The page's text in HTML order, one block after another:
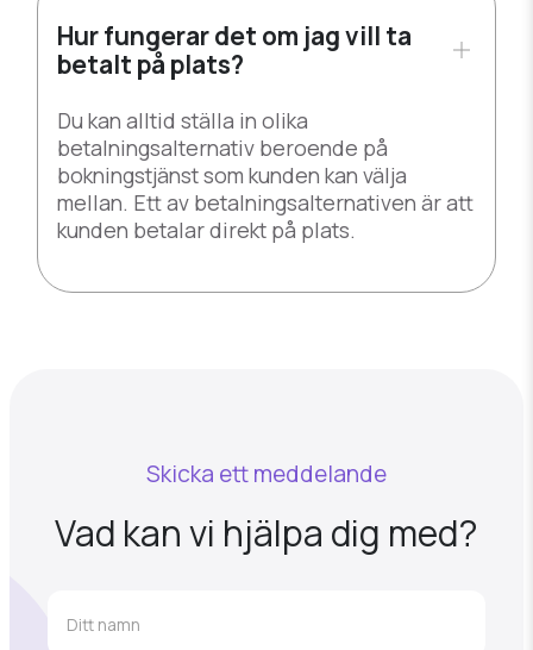
Hur fungerar det om jag vill ta
betalt på plats?
Du kan alltid ställa in olika
betalningsalternativ beroende på
bokningstjänst som kunden kan välja
mellan. Ett av betalningsalternativen är att
kunden betalar direkt på plats.
Skicka ett meddelande
Vad kan vi hjälpa dig med?